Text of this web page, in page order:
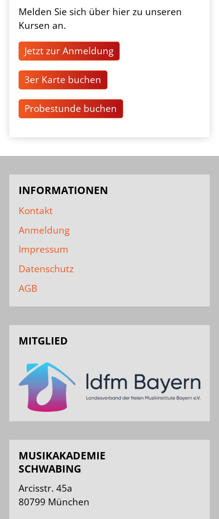
Melden Sie sich über hier zu unseren
Kursen an.
Jetzt zur Anmeldung
3er Karte buchen
Probestunde buchen
INFORMATIONEN
Kontakt
Anmeldung
Impressum
Datenschutz
AGB
MITGLIED
MUSIKAKADEMIE
SCHWABING
Arcisstr. 45a
80799 München